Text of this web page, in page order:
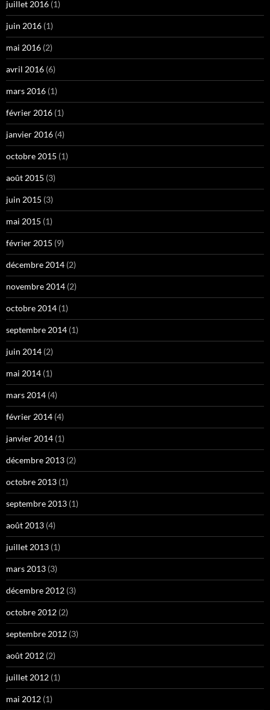
juillet 2016 (1)
juin 2016 (1)
mai 2016 (2)
avril 2016 (6)
mars 2016 (1)
février 2016 (1)
janvier 2016 (4)
octobre 2015 (1)
août 2015 (3)
juin 2015 (3)
mai 2015 (1)
février 2015 (9)
décembre 2014 (2)
novembre 2014 (2)
octobre 2014 (1)
septembre 2014 (1)
juin 2014 (2)
mai 2014 (1)
mars 2014 (4)
février 2014 (4)
janvier 2014 (1)
décembre 2013 (2)
octobre 2013 (1)
septembre 2013 (1)
août 2013 (4)
juillet 2013 (1)
mars 2013 (3)
décembre 2012 (3)
octobre 2012 (2)
septembre 2012 (3)
août 2012 (2)
juillet 2012 (1)
mai 2012 (1)